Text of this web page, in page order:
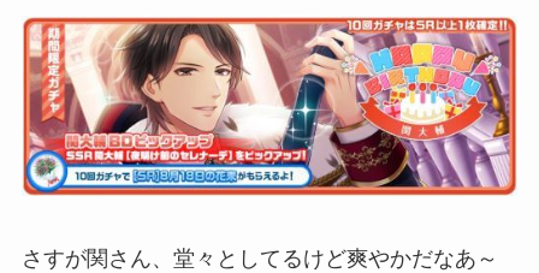
さすが関さん、堂々としてるけど爽やかだなあ～